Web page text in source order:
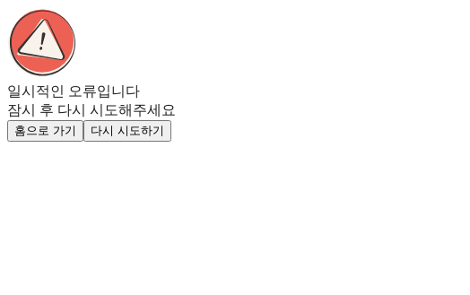
일시적인 오류입니다
잠시 후 다시 시도해주세요
홈으로 가기 다시 시도하기